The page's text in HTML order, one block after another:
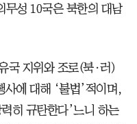
무성 10국은 북한의 대남
국 지위와 조로(북·러)
에 대해 ‘불법’적이며,
히 규탄한다’느니 하는